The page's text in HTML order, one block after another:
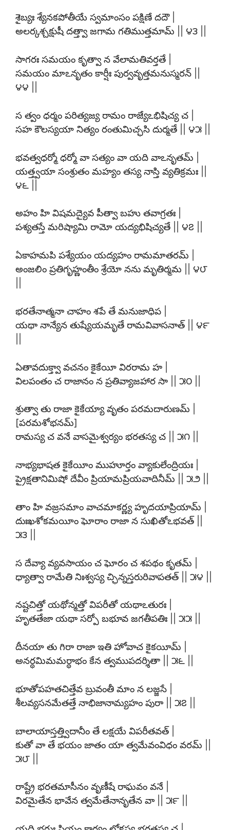
శైబ్యః శ్యేనకపోతీయే స్వమాంసం పక్షిణే దదౌ |
అలర్కశ్చక్షుషీ దత్త్వా జగామ గతిముత్తమామ్ || ౪౩ ||
సాగరః సమయం కృత్వా న వేలామతివర్తతే |
సమయం మాఽనృతం కార్షీః పుర్వవృత్తమనుస్మరన్ ||
౪౪ ||
స త్వం ధర్మం పరిత్యజ్య రామం రాజ్యేఽభిషిచ్య చ |
సహ కౌలస్యయా నిత్యం రంతుమిచ్ఛసి దుర్మతే || ౪౫ ||
భవత్వధర్మో ధర్మో వా సత్యం వా యది వాఽనృతమ్ |
యత్త్వయా సంశ్రుతం మహ్యం తస్య నాస్తి వ్యతిక్రమః ||
౪౬ ||
అహం హి విషమద్యైవ పీత్వా బహు తవాగ్రతః |
పశ్యతస్తే మరిష్యామి రామో యద్యభిషిచ్యతే || ౪౭ ||
ఏకాహమపి పశ్యేయం యద్యహం రామమాతరమ్ |
అంజలిం ప్రతిగృహ్ణంతీం శ్రేయో నను మృతిర్మమ || ౪౮
భరతేనాత్మనా చాహం శపే తే మనుజాధిప |
యథా నాన్యేన తుష్యేయమృతే రామవివాసనాత్ || ౪౯
ఏతావదుక్త్వా వచనం కైకేయీ విరరామ హ |
విలపంతం చ రాజానం న ప్రతివ్యాజహార సా || ౫౦ ||
శ్రుత్వా తు రాజా కైకేయ్యా వృతం పరమదారుణమ్ |
[పరమశోభనమ్]
రామస్య చ వనే వాసమైశ్వర్యం భరతస్య చ || ౫౧ ||
నాభ్యభాషత కైకేయీం ముహూర్తం వ్యాకులేంద్రియః |
ప్రైక్షతానిమిషో దేవీం ప్రియామప్రియవాదినీమ్ || ౫౨ ||
తాం హి వజ్రసమాం వాచమాకర్ణ్య హృదయాప్రియామ్ |
దుఃఖశోకమయీం ఘోరాం రాజా న సుఖితోఽభవత్ ||
౫౩ ||
స దేవ్యా వ్యవసాయం చ ఘోరం చ శపథం కృతమ్ |
ధ్యాత్వా రామేతి నిఃశ్వస్య చ్ఛిన్నస్తరురివాపతత్ || ౫౪ ||
నష్టచిత్తో యథోన్మత్తో విపరీతో యథాఽతురః |
హృతతేజా యథా సర్పో బభూవ జగతీపతిః || ౫౫ ||
దీనయా తు గిరా రాజా ఇతి హోవాచ కైకయీమ్ |
అనర్థమిమమర్థాభం కేన త్వముపదర్శితా || ౫౬ ||
భూతోపహతచిత్తేవ బ్రువంతీ మాం న లజ్జసే |
శీలవ్యసనమేతత్తే నాభిజానామ్యహం పురా || ౫౭ ||
బాలాయాస్తత్త్విదానీం తే లక్షయే విపరీతవత్ |
కుతో వా తే భయం జాతం యా త్వమేవంవిధం వరమ్ ||
౫౮ ||
రాష్ట్రే భరతమాసీనం వృణీషే రాఘవం వనే |
విరమైతేన భావేన త్వమేతేనానృతేన వా || ౫౯ ||